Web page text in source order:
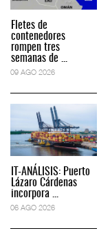
Fletes de
contenedores
rompen tres
semanas de ...
09 AGO 2026
IT-ANÁLISIS: Puerto
Lázaro Cárdenas
incorpora ...
06 AGO 2026